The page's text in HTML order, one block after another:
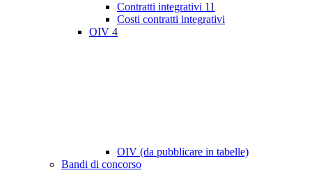
Contratti integrativi 11
Costi contratti integrativi
OIV 4
OIV (da pubblicare in tabelle)
Bandi di concorso